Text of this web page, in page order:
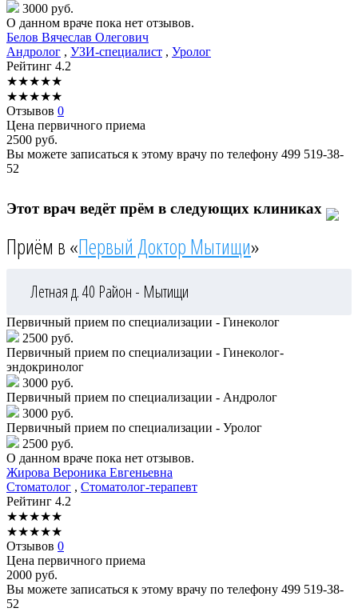
3000 руб.
О данном враче пока нет отзывов.
Белов Вячеслав Олегович
Андролог , УЗИ-специалист , Уролог
Рейтинг 4.2
★★★★★
★★★★★
Отзывов 0
Цена первичного приема
2500 руб.
Вы можете записаться к этому врачу по телефону 499 519-38-
52
Этот врач ведёт прём в следующих клиниках
Приём в «Первый Доктор Мытищи»
Летная д. 40 Район - Мытищи
Первичный прием по специализации - Гинеколог
2500 руб.
Первичный прием по специализации - Гинеколог-
эндокринолог
3000 руб.
Первичный прием по специализации - Андролог
3000 руб.
Первичный прием по специализации - Уролог
2500 руб.
О данном враче пока нет отзывов.
Жирова Вероника Евгеньевна
Стоматолог , Стоматолог-терапевт
Рейтинг 4.2
★★★★★
★★★★★
Отзывов 0
Цена первичного приема
2000 руб.
Вы можете записаться к этому врачу по телефону 499 519-38-
52